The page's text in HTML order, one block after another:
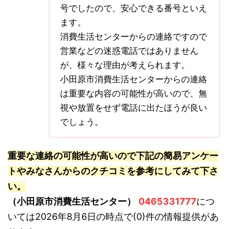
号でしたので、安心できる番号といえ
ます。
消費生活センターからの連絡ですので
営業などの迷惑電話ではありません
が、様々な理由が考えられます。
小田原市消費生活センターからの連絡
は重要な内容の可能性が高いので、無
視や放置をせず電話に出たほうが良い
でしょう。
重要な連絡の可能性が高いので下記の簡易アンケー
トやみなさんからのクチコミを参考にしてみて下さ
い。
（小田原市消費生活センター）
0465331777につ
いては2026年8月6日の時点で(0)件の情報提供があ